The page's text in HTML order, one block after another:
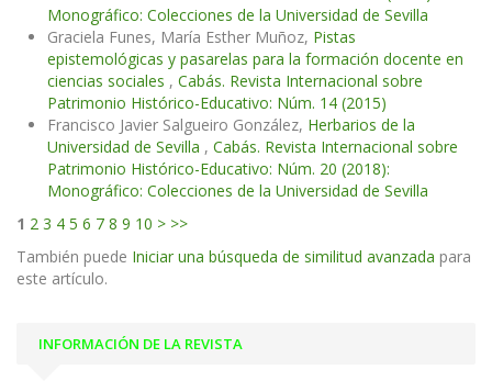
Monográfico: Colecciones de la Universidad de Sevilla
Graciela Funes, María Esther Muñoz, Pistas
epistemológicas y pasarelas para la formación docente en
ciencias sociales , Cabás. Revista Internacional sobre
Patrimonio Histórico-Educativo: Núm. 14 (2015)
Francisco Javier Salgueiro González, Herbarios de la
Universidad de Sevilla , Cabás. Revista Internacional sobre
Patrimonio Histórico-Educativo: Núm. 20 (2018):
Monográfico: Colecciones de la Universidad de Sevilla
1 2 3 4 5 6 7 8 9 10 > >>
También puede Iniciar una búsqueda de similitud avanzada para
este artículo.
INFORMACIÓN DE LA REVISTA